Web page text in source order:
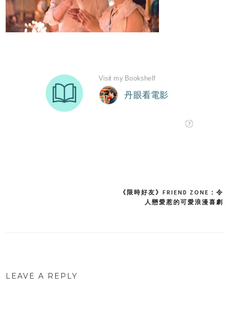
《限時好友》FRIEND ZONE：令
人戀愛惹的可愛浪漫喜劇
LEAVE A REPLY